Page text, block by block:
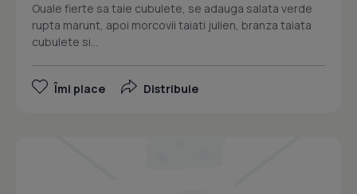
Ouale fierte sa taie cubulete, se adauga salata verde
rupta marunt, apoi morcovii taiati julien, branza taiata
cubulete si...
Îmi place Distribuie